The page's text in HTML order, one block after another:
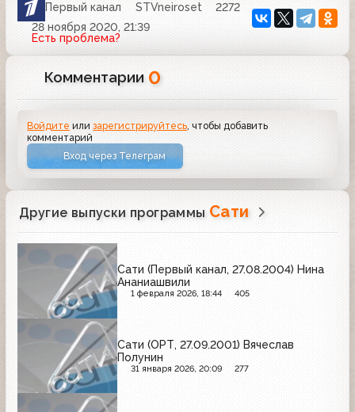
Первый канал STVneiroset
2272
28 ноября 2020, 21:39
Есть проблема?
Комментарии 0
Войдите илизарегистрируйтесь , чтобы добавить
комментарий
Вход через Телеграм
Другие выпуски программы Сати
Сати (Первый канал, 27.08.2004) Нина
Ананиашвили
1 февраля 2026, 18:44 405
Сати (ОРТ, 27.09.2001) Вячеслав
Полунин
31 января 2026, 20:09 277